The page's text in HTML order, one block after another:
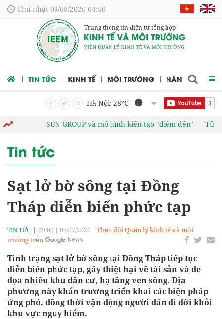
Chủ nhật 09/08/2026 04:50
Trang thông tin điện tử tổng hợp
TIN TỨC KINH TẾ MÔI TRƯỜNG NĂNG LƯỢNG
Hà Nội: 28°C
SUN GROUP và mô hình kiến tạo "điểm đến" Tử vi vòng
Tin tức
Sạt lở bờ sông tại Đồng
Tháp diễn biến phức tạp
TIN TỨC 09:00 | 07/07/2026
Theo dõi Quản lý kinh tế và môi
trường trên
Tình trạng sạt lở bờ sông tại Đồng Tháp tiếp tục
diễn biến phức tạp, gây thiệt hại về tài sản và đe
dọa nhiều khu dân cư, hạ tầng ven sông. Địa
phương này khẩn trương triển khai các biện pháp
ứng phó, đồng thời vận động người dân di dời khỏi
khu vực nguy hiểm.